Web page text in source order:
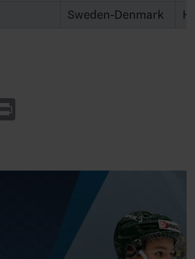
Sweden-Denmark